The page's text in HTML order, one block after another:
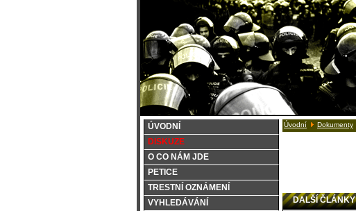
ÚVODNÍ
DISKUZE
O CO NÁM JDE
PETICE
TRESTNÍ OZNÁMENÍ
VYHLEDÁVÁNÍ
Úvodní Dokumenty
DALŠÍ ČLÁNKY